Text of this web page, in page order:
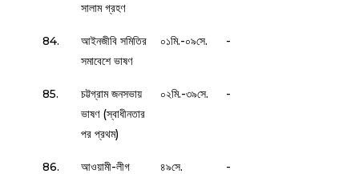
সালাম গ্রহণ
84.
আইনজীবি সমিতির
সমাবেশে ভাষণ
০১মি.-০৯সে. -
85.
চট্টগ্রাম জনসভায়
ভাষণ (স্বাধীনতার
পর প্রথম)
০২মি.-৩৯সে. -
86.
আওয়ামী-লীগ
৪৯সে. -